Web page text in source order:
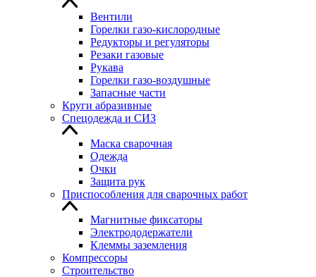
Вентили
Горелки газо-кислородные
Редукторы и регуляторы
Резаки газовые
Рукава
Горелки газо-воздушные
Запасные части
Круги абразивные
Спецодежда и СИЗ
Маска сварочная
Одежда
Очки
Защита рук
Приспособления для сварочных работ
Магнитные фиксаторы
Электрододержатели
Клеммы заземления
Компрессоры
Строительство